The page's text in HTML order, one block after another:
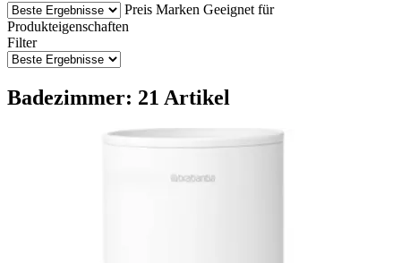
Preis Marken Geeignet für
Produkteigenschaften
Filter
Badezimmer: 21 Artikel